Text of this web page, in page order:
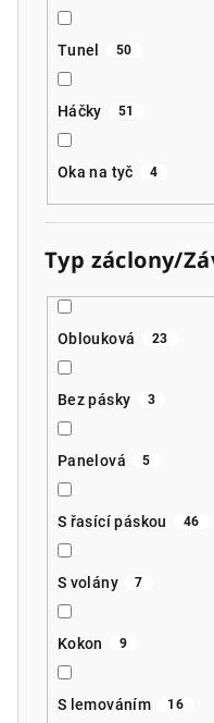
Tunel 50
Háčky 51
Oka na tyč 4
Typ záclony/
Oblouková 23
Bez pásky 3
Panelová 5
S řasící páskou 46
S volány 7
Kokon 9
S lemováním 16